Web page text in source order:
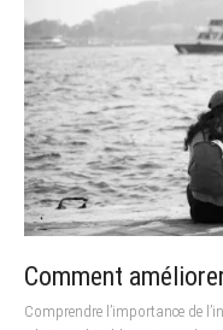
Comment
Comprendre l’importance de